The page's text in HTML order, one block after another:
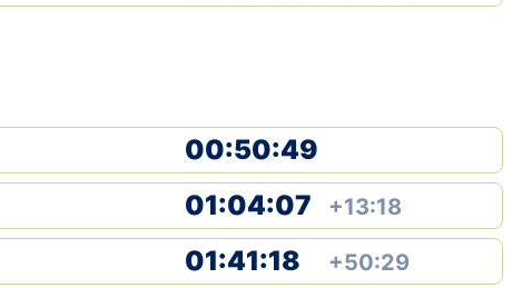
00:50:49
01:04:07 +13:18
01:41:18 +50:29